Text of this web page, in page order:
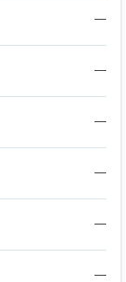
—
—
—
—
—
—